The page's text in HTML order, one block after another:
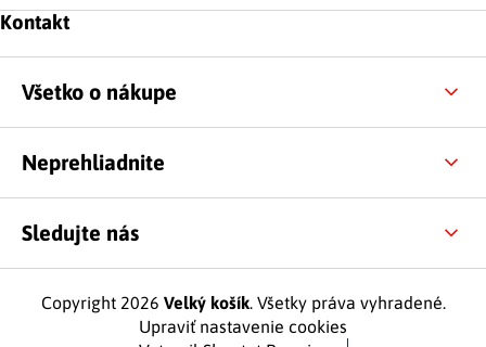
Zápätie
Kontakt
Všetko o nákupe
Neprehliadnite
Sledujte nás
Copyright 2026 Velký košík. Všetky práva vyhradené.
Upraviť nastavenie cookies